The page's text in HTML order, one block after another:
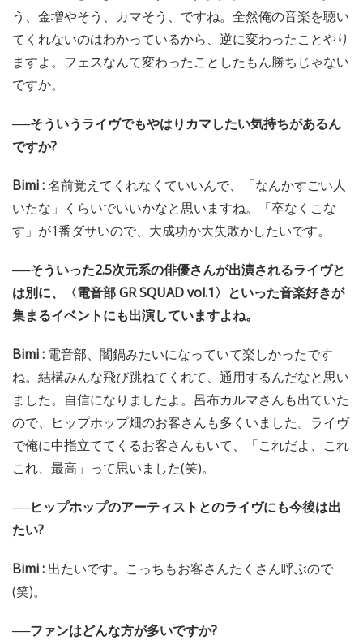
う、金増やそう、カマそう、ですね。全然俺の音楽を聴い
てくれないのはわかっているから、逆に変わったことやり
ますよ。フェスなんて変わったことしたもん勝ちじゃない
ですか。
──そういうライヴでもやはりカマしたい気持ちがあるん
ですか?
Bimi :名前覚えてくれなくていいんで、「なんかすごい人
いたな」くらいでいいかなと思いますね。「卒なくこな
す」が1番ダサいので、大成功か大失敗かしたいです。
──そういった2.5次元系の俳優さんが出演されるライヴと
は別に、〈電音部 GR SQUAD vol.1〉といった音楽好きが
集まるイベントにも出演していますよね。
Bimi : 電音部、闇鍋みたいになっていて楽しかったです
ね。結構みんな飛び跳ねてくれて、通用するんだなと思い
ました。自信になりましたよ。呂布カルマさんも出ていた
ので、ヒップホップ畑のお客さんも多くいました。ライヴ
で俺に中指立ててくるお客さんもいて、「これだよ、これ
これ、最高」って思いました(笑)。
──ヒップホップのアーティストとのライヴにも今後は出
たい?
Bimi : 出たいです。こっちもお客さんたくさん呼ぶので
(笑)。
──ファンはどんな方が多いですか?